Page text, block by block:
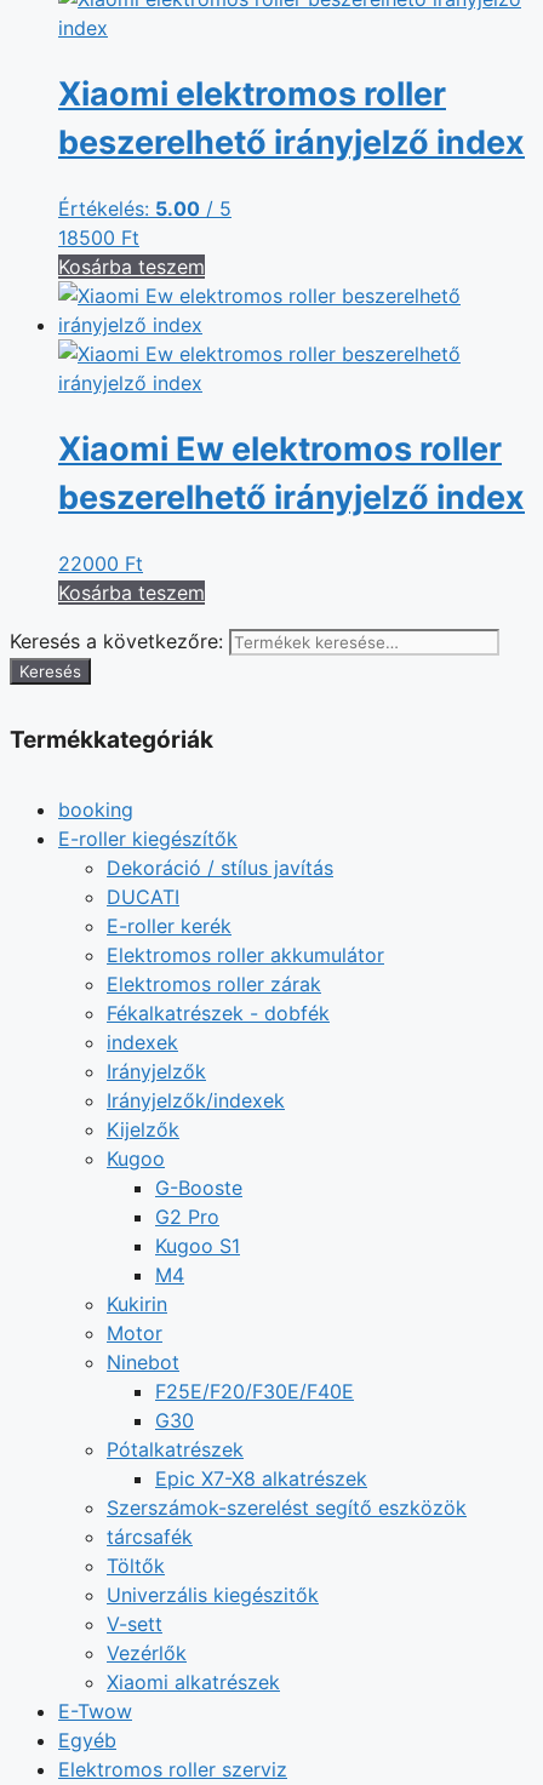
Xiaomi elektromos roller
beszerelhető irányjelző index
Értékelés: 5.00 / 5
18500 Ft
Kosárba teszem
Xiaomi Ew elektromos roller
beszerelhető irányjelző index
22000 Ft
Kosárba teszem
Keresés a következőre:
Keresés
Termékkategóriák
booking
E-roller kiegészítők
Dekoráció / stílus javítás
DUCATI
E-roller kerék
Elektromos roller akkumulátor
Elektromos roller zárak
Fékalkatrészek - dobfék
indexek
Irányjelzők
Irányjelzők/indexek
Kijelzők
Kugoo
G-Booste
G2 Pro
Kugoo S1
M4
Kukirin
Motor
Ninebot
F25E/F20/F30E/F40E
G30
Pótalkatrészek
Epic X7-X8 alkatrészek
Szerszámok-szerelést segítő eszközök
tárcsafék
Töltők
Univerzális kiegészitők
V-sett
Vezérlők
Xiaomi alkatrészek
E-Twow
Egyéb
Elektromos roller szerviz